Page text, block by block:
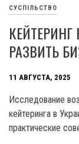
СУСПІЛЬСТВО
РАЗВИТЬ
11 АВГУСТА, 2025
Исследование
кейтеринга в
практические